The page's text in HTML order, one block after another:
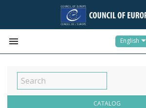
 English
CATALOG